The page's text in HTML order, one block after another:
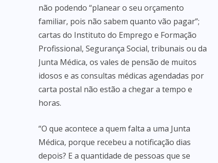
não podendo “planear o seu orçamento
familiar, pois não sabem quanto vão pagar”;
cartas do Instituto do Emprego e Formação
Profissional, Segurança Social, tribunais ou da
Junta Médica, os vales de pensão de muitos
idosos e as consultas médicas agendadas por
carta postal não estão a chegar a tempo e
horas.
“O que acontece a quem falta a uma Junta
Médica, porque recebeu a notificação dias
depois? E a quantidade de pessoas que se